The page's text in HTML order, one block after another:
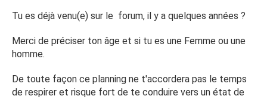
Tu es déjà venu(e) sur le forum, il y a quelques années ?
Merci de préciser ton âge et si tu es une Femme ou une
homme.
De toute façon ce planning ne t'accordera pas le temps
de respirer et risque fort de te conduire vers un état de